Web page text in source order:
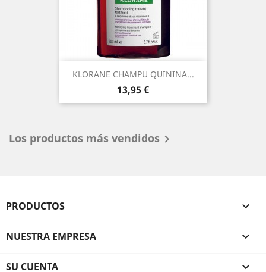
KLORANE CHAMPU QUININA...
Precio
13,95 €
Los productos más vendidos 
PRODUCTOS 
NUESTRA EMPRESA 
SU CUENTA 